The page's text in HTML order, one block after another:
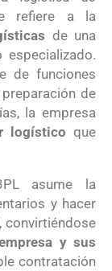
refiere a la
de una
de funciones
de
la empresa
logístico que
asume la
y hacer
convirtiéndose
y sus
contratación